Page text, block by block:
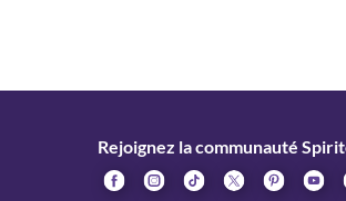
Rejoignez la communauté